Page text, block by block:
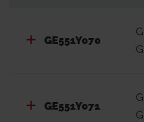
GE556-SM Compatti
Dima da incasso per
comprendente sportello di
GE551Y070
GE551Y071